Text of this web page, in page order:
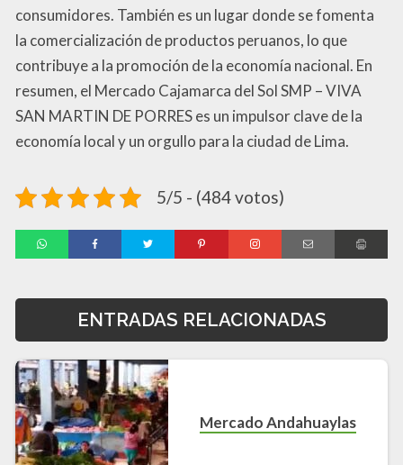
consumidores. También es un lugar donde se fomenta
la comercialización de productos peruanos, lo que
contribuye a la promoción de la economía nacional. En
resumen, el Mercado Cajamarca del Sol SMP – VIVA
SAN MARTIN DE PORRES es un impulsor clave de la
economía local y un orgullo para la ciudad de Lima.
5/5 - (484 votos)
ENTRADAS RELACIONADAS
Mercado Andahuaylas